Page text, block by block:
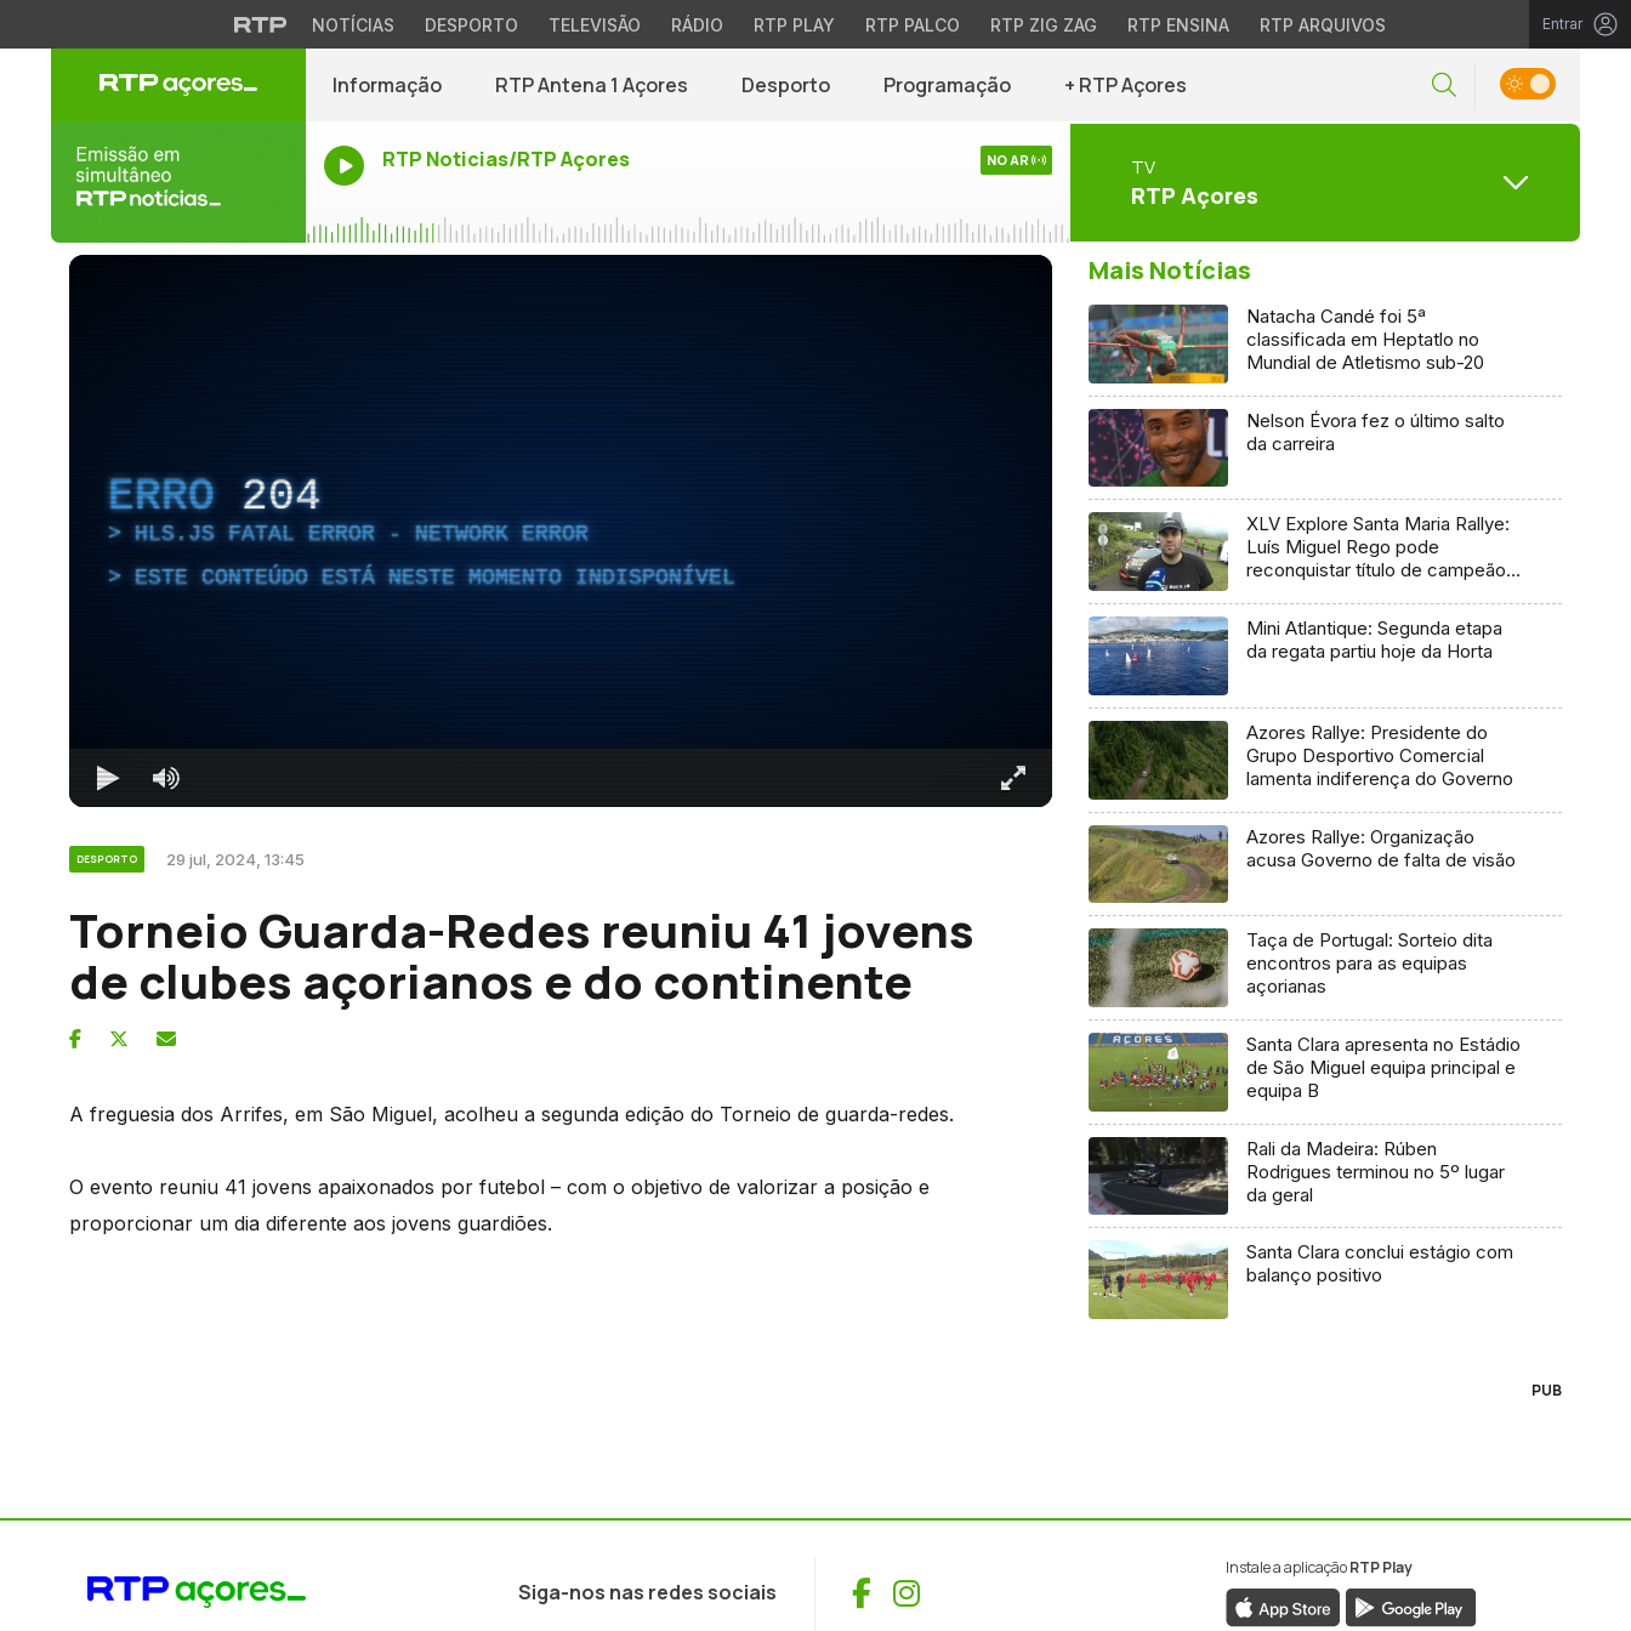
NOTÍCIAS DESPORTO TELEVISÃO RÁDIO RTP PLAY RTP PALCO RTP ZIG ZAG RTP ENSINA RTP ARQUIVOS Entrar
Informação RTP Antena 1 Açores Desporto Programação + RTP Açores
RTP Noticias/RTP Açores NO AR TV
RTP Açores
ERRO 204
HLS.JS FATAL ERROR - NETWORK ERROR
ESTE CONTEÚDO ESTÁ NESTE MOMENTO INDISPONÍVEL
DESPORTO 29 jul, 2024, 13:45
Torneio Guarda-Redes reuniu 41 jovens
de clubes açorianos e do continente
A freguesia dos Arrifes, em São Miguel, acolheu a segunda edição do Torneio de guarda-redes.
O evento reuniu 41 jovens apaixonados por futebol – com o objetivo de valorizar a posição e
proporcionar um dia diferente aos jovens guardiões.
Mais Notícias
Natacha Candé foi 5ª
classificada em Heptatlo no
Mundial de Atletismo sub-20
Nelson Évora fez o último salto
da carreira
XLV Explore Santa Maria Rallye:
Luís Miguel Rego pode
reconquistar título de campeão
Mini Atlantique: Segunda etapa
da regata partiu hoje da Horta
Azores Rallye: Presidente do
Grupo Desportivo Comercial
lamenta indiferença do Governo
Azores Rallye: Organização
acusa Governo de falta de visão
Taça de Portugal: Sorteio dita
encontros para as equipas
açorianas
Santa Clara apresenta no Estádio
de São Miguel equipa principal e
equipa B
Rali da Madeira: Rúben
Rodrigues terminou no 5º lugar
da geral
Santa Clara conclui estágio com
balanço positivo
PUB
Siga-nos nas redes sociais Facebook
Instagram
Instale a aplicaçãoRTP Play